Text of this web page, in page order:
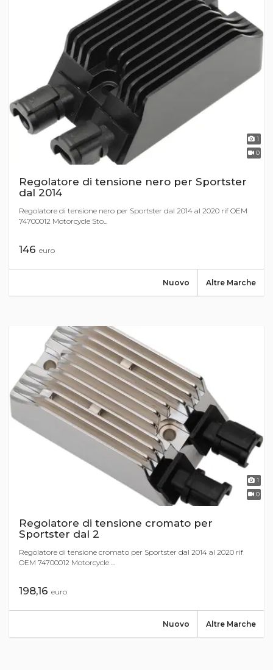
1
0
Regolatore di tensione nero per Sportster
dal 2014
Regolatore di tensione nero per Sportster dal 2014 al 2020 rif OEM
74700012 Motorcycle Sto...
146 euro
Altre Marche
Nuovo
1
0
Regolatore di tensione cromato per
Sportster dal 2
Regolatore di tensione cromato per Sportster dal 2014 al 2020 rif
OEM 74700012 Motorcycle ...
198,16 euro
Altre Marche
Nuovo